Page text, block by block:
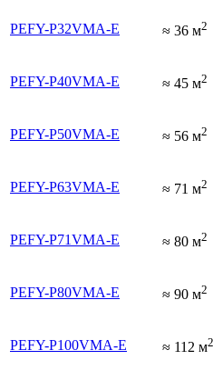
PEFY-P32VMA-E ≈ 36 м2
PEFY-P40VMA-E ≈ 45 м2
PEFY-P50VMA-E ≈ 56 м2
PEFY-P63VMA-E ≈ 71 м2
PEFY-P71VMA-E ≈ 80 м2
PEFY-P80VMA-E ≈ 90 м2
PEFY-P100VMA-E ≈ 112 м2